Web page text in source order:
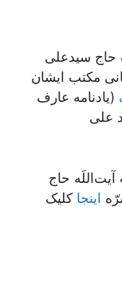
سیدعلی
مکتب ایشان
(يادنامه عارف
علی
حاج
اینجا کلیک